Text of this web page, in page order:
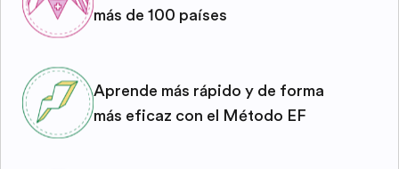
más de 100 países
Aprende más rápido y de forma
más eficaz con el Método EF